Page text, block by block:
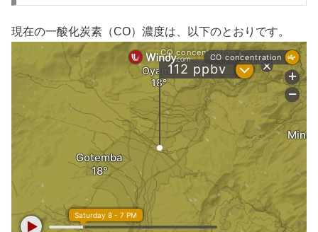
現在の一酸化炭素（CO）濃度は、以下のとおりです。